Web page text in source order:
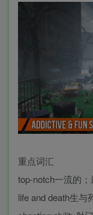
重点词汇
top-notch一流的
life and death生